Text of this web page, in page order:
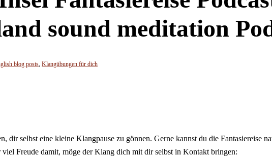
sound meditation
blog posts, Klangübungen für dich
dir selbst eine kleine Klangpause zu gönnen. Gerne kannst du die Fantasiereise
Freude damit, möge der Klang dich mit dir selbst in Kontakt bringen: